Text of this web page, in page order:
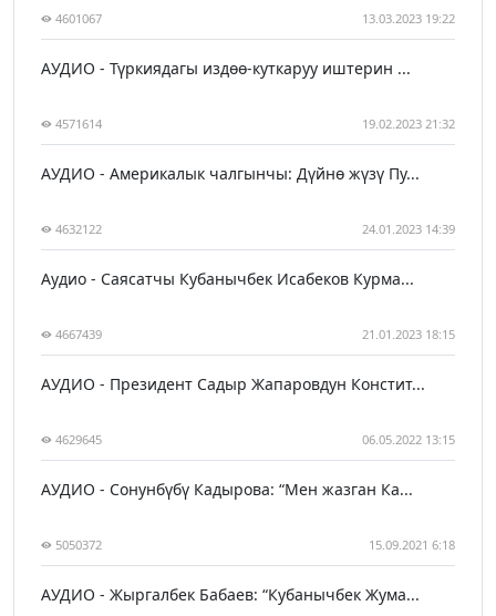
4601067 13.03.2023 19:22
АУДИО - Түркиядагы издөө-куткаруу иштерин ...
4571614 19.02.2023 21:32
АУДИО - Америкалык чалгынчы: Дүйнө жүзү Пу...
4632122 24.01.2023 14:39
Аудио - Саясатчы Кубанычбек Исабеков Курма...
4667439 21.01.2023 18:15
АУДИО - Президент Садыр Жапаровдун Констит...
4629645 06.05.2022 13:15
АУДИО - Сонунбүбү Кадырова: “Мен жазган Ка...
5050372 15.09.2021 6:18
АУДИО - Жыргалбек Бабаев: “Кубанычбек Жума...